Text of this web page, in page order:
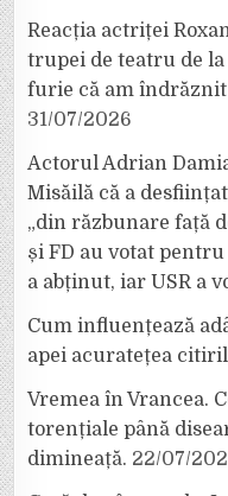
Reacția actriței
trupei de teatru de la
furie că am îndrăznit
31/07/2026
Actorul Adrian
Misăilă că a
„din răzbunare față
și FD au votat
a abținut, iar USR a
Cum influențează
apei acuratețea
Vremea în Vrancea.
torențiale până
dimineață. 22/07/